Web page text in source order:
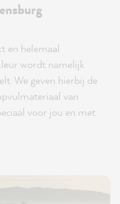
en helemaal
wordt namelijk
We geven hierbij de
van
voor jou en met